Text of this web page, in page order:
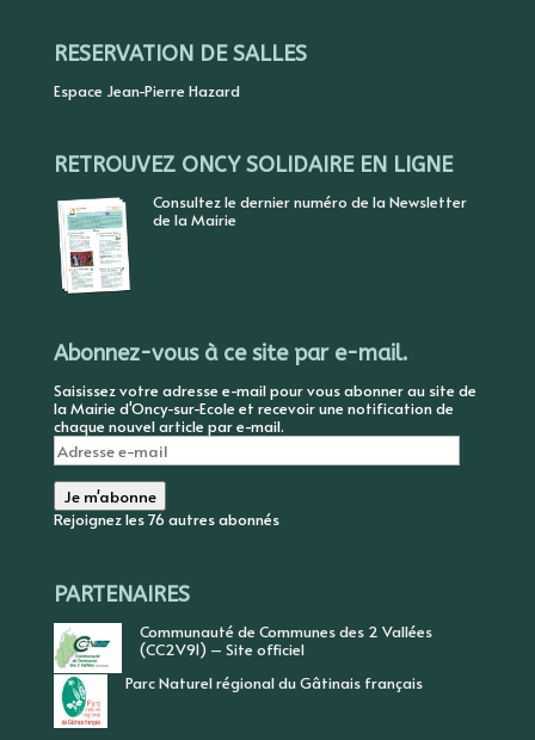
RESERVATION DE SALLES
Espace Jean-Pierre Hazard
RETROUVEZ ONCY SOLIDAIRE EN LIGNE
Consultez le dernier numéro de la Newsletter
de la Mairie
Abonnez-vous à ce site par e-mail.
Saisissez votre adresse e-mail pour vous abonner au site de
la Mairie d'Oncy-sur-Ecole et recevoir une notification de
chaque nouvel article par e-mail.
Adresse
e-
mail
Je m'abonne
Rejoignez les 76 autres abonnés
PARTENAIRES
Communauté de Communes des 2 Vallées
(CC2V91) – Site officiel
Parc Naturel régional du Gâtinais français